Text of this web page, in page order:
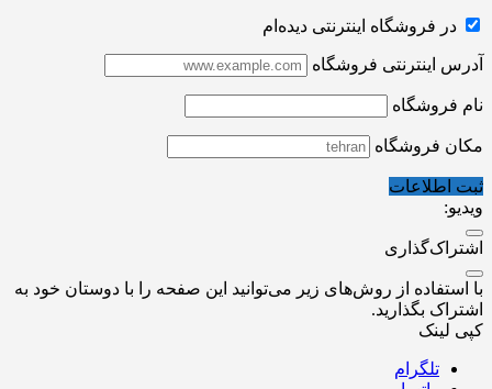
در فروشگاه اینترنتی دیده‌ام
آدرس اینترنتی فروشگاه
نام فروشگاه
مکان فروشگاه
ثبت اطلاعات
ویدیو:
اشتراک‌گذاری
با استفاده از روش‌های زیر می‌توانید این صفحه را با دوستان خود به
اشتراک بگذارید.
کپی لینک
تلگرام